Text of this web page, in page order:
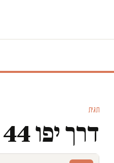
תגית
דרך יפו 44